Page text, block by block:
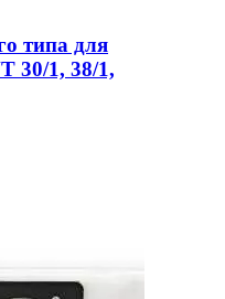
типа для
30/1, 38/1,